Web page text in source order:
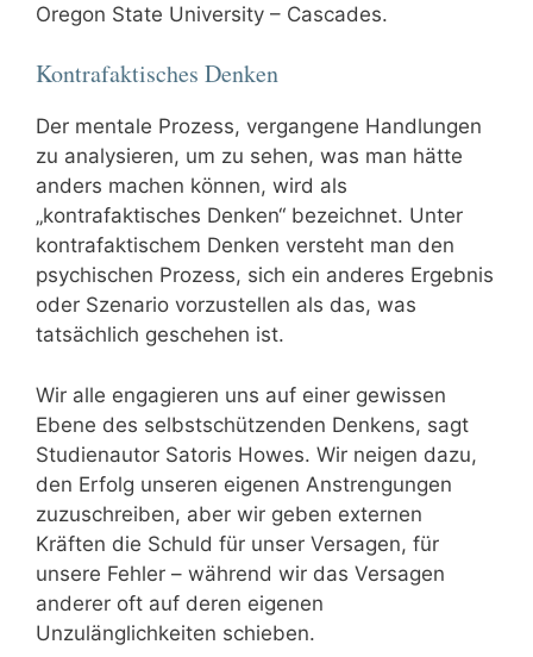
Oregon State University – Cascades.
Kontrafaktisches Denken
Der mentale Prozess, vergangene Handlungen
zu analysieren, um zu sehen, was man hätte
anders machen können, wird als
„kontrafaktisches Denken“ bezeichnet. Unter
kontrafaktischem Denken versteht man den
psychischen Prozess, sich ein anderes Ergebnis
oder Szenario vorzustellen als das, was
tatsächlich geschehen ist.
Wir alle engagieren uns auf einer gewissen
Ebene des selbstschützenden Denkens, sagt
Studienautor Satoris Howes. Wir neigen dazu,
den Erfolg unseren eigenen Anstrengungen
zuzuschreiben, aber wir geben externen
Kräften die Schuld für unser Versagen, für
unsere Fehler – während wir das Versagen
anderer oft auf deren eigenen
Unzulänglichkeiten schieben.